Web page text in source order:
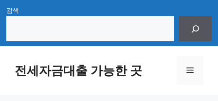
Skip
content
검색
전세자금대출 가능한 곳 Menu